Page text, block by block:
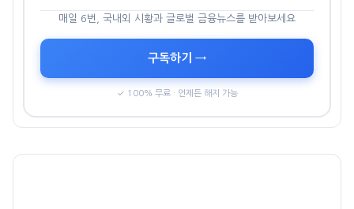
매일 6번, 국내외 시황과 글로벌 금융뉴스를 받아보세요
구독하기 →
✓ 100% 무료 · 언제든 해지 가능